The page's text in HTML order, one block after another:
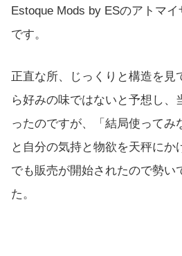
Estoque Mods by ESのアトマ
です。
正直な所、じっくりと構造を見
ら好みの味ではないと予想し、
ったのですが、「結局使ってみ
と自分の気持と物欲を天秤にか
でも販売が開始されたので勢い
た。